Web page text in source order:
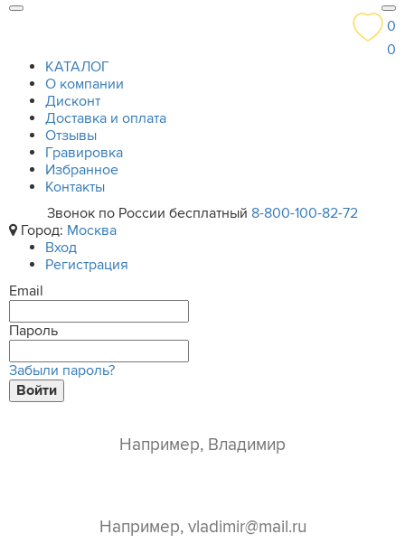
0
0
КАТАЛОГ
О компании
Дисконт
Доставка и оплата
Отзывы
Гравировка
Избранное
Контакты
Звонок по России бесплатный 8-800-100-82-72
Город: Москва
Вход
Регистрация
Email
Пароль
Забыли пароль?
Войти